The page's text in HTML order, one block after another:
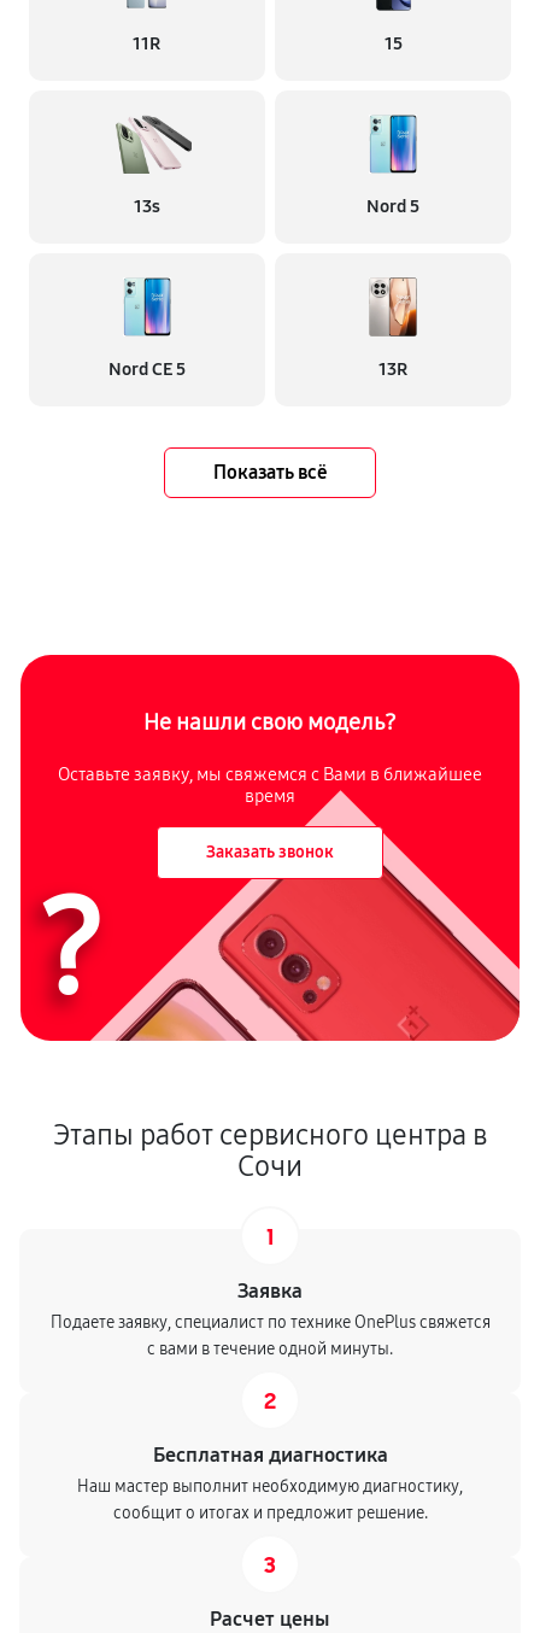
11R 15
13s Nord 5
Nord CE 5 13R
Показать всё
Не нашли свою модель?
Оставьте заявку, мы свяжемся с Вами в ближайшее
время
Заказать звонок
?
Этапы работ сервисного центра в
Сочи
1
Заявка
Подаете заявку, специалист по технике OnePlus свяжется
с вами в течение одной минуты.
2
Бесплатная диагностика
Наш мастер выполнит необходимую диагностику,
сообщит о итогах и предложит решение.
3
Расчет цены